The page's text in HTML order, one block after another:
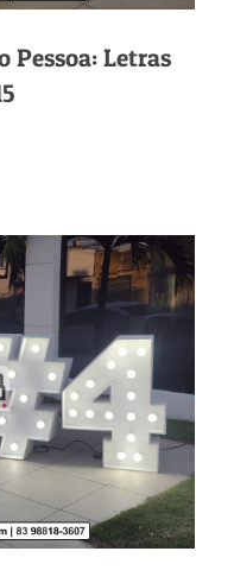
Pessoa: Letras